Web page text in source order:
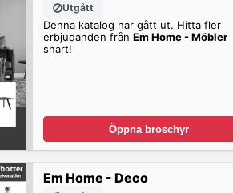
Utgått
Denna katalog har gått ut. Hitta fler
erbjudanden från Em Home - Möbler
snart!
Öppna broschyr
Em Home - Deco